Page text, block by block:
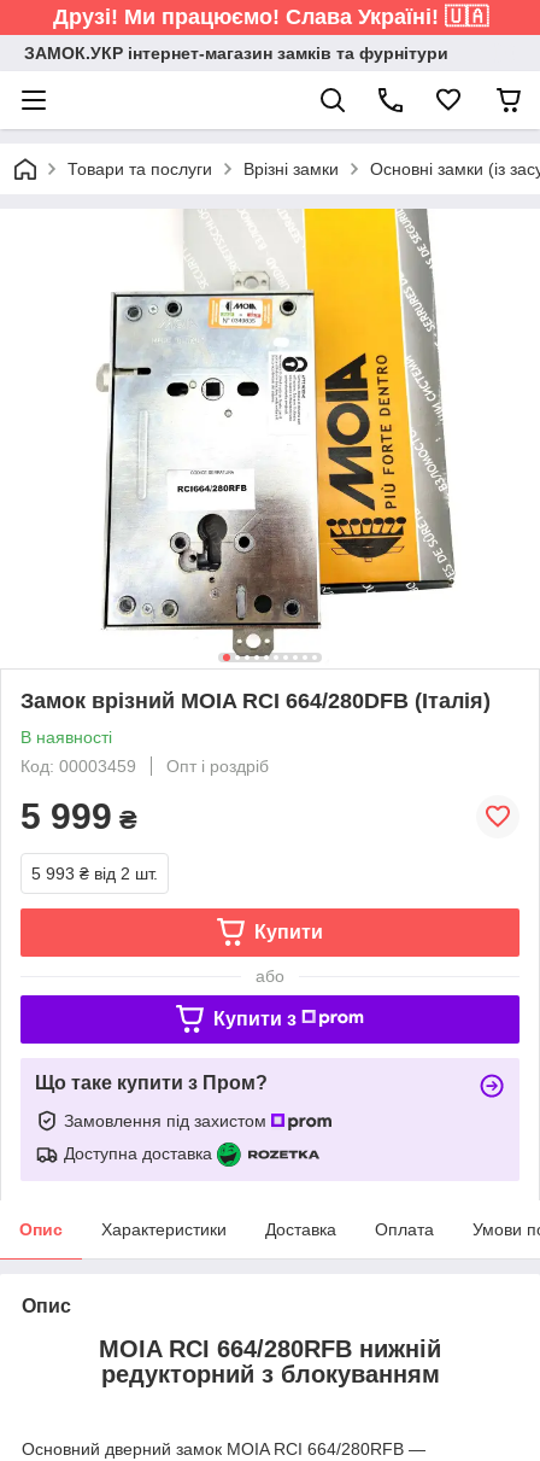
Друзі! Ми працюємо! Слава Україні! 🇺🇦
ЗАМОК.УКР інтернет-магазин замків та фурнітури
Товари та послуги Врізні замки Основні замки (із
Замок врізний MOIA RCI 664/280DFB (Італія)
В наявності
Код: 00003459
Опт і роздріб
5 999 ₴
5 993 ₴ від 2 шт.
Купити
або
Купити з
Що таке купити з Пром?
Замовлення під захистом
Доступна доставка
Опис Характеристики Доставка Оплата Умови
Опис
MOIA RCI 664/280RFB нижній
редукторний з блокуванням
Основний дверний замок MOIA RCI 664/280RFB —